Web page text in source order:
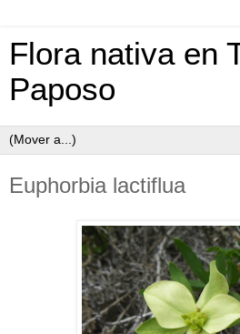
Flora nativa en
Paposo
Euphorbia lactiflua